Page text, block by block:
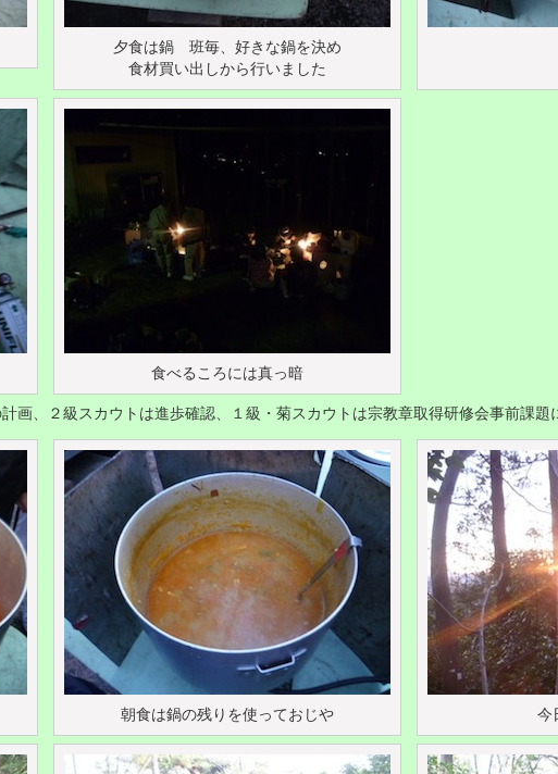
夕食は鍋 班毎、好きな鍋を決め
食材買い出しから行いました
食べるころには真っ暗
画、２級スカウトは進歩確認、１級・菊スカウトは宗教章取得研修会事前課題
朝食は鍋の残りを使っておじや 今